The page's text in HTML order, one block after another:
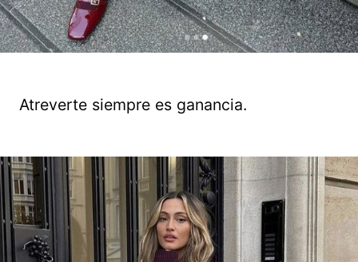
Atreverte siempre es ganancia.